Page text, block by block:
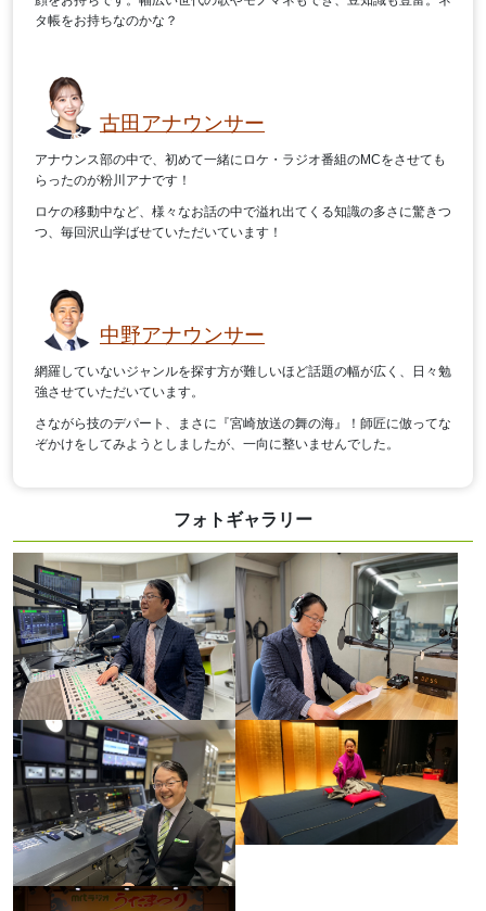
フォトギャラリー
タ帳をお持ちなのかな？
古田アナウンサー
アナウンス部の中で、初めて一緒にロケ・ラジオ番組のMCをさせても
らったのが粉川アナです！
ロケの移動中など、様々なお話の中で溢れ出てくる知識の多さに驚きつ
つ、毎回沢山学ばせていただいています！
中野アナウンサー
網羅していないジャンルを探す方が難しいほど話題の幅が広く、日々勉
強させていただいています。
さながら技のデパート、まさに『宮崎放送の舞の海』！師匠に倣ってな
ぞかけをしてみようとしましたが、一向に整いませんでした。